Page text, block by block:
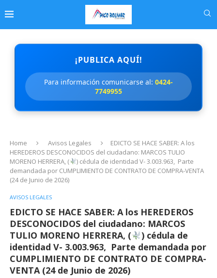
¡PUBLICA AQUÍ!
Para información comunicarse al: 0424-
7749955
Home Avisos Legales
EDICTO SE HACE SABER: A los
HEREDEROS DESCONOCIDOS del ciudadano: MARCOS TULIO
MORENO HERRERA, (
) cédula de identidad V- 3.003.963, Parte
demandada por CUMPLIMIENTO DE CONTRATO DE COMPRA-VENTA
(24 de Junio de 2026)
AVISOS LEGALES
EDICTO SE HACE SABER: A los HEREDEROS
DESCONOCIDOS del ciudadano: MARCOS
TULIO MORENO HERRERA, (
) cédula de
identidad V- 3.003.963, Parte demandada por
CUMPLIMIENTO DE CONTRATO DE COMPRA-
VENTA (24 de Junio de 2026)